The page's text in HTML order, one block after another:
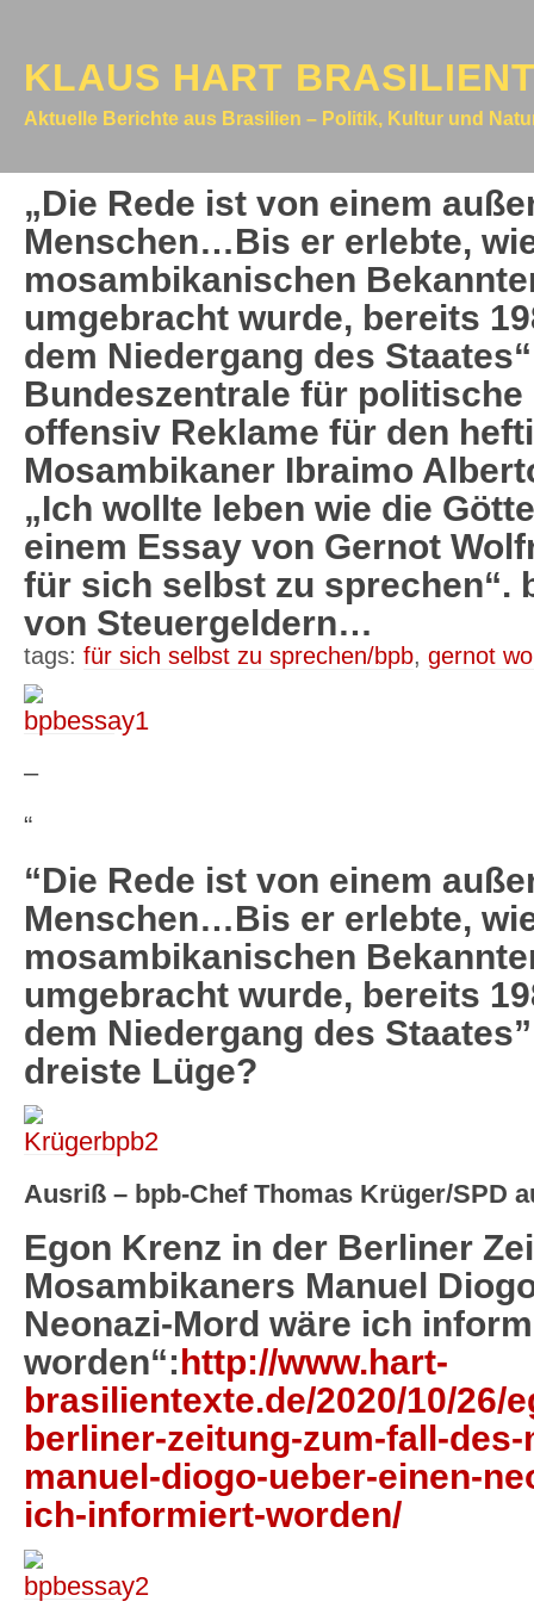
KLAUS HART
Aktuelle Berichte aus Brasilien – Politik, Kultur und
„Die Rede ist von einem
Menschen…Bis er erlebte,
mosambikanischen
umgebracht wurde, bereits
dem Niedergang des
Bundeszentrale für
offensiv Reklame für den
Mosambikaner Ibraimo
„Ich wollte leben wie die
einem Essay von Gernot
für sich selbst zu sprechen“.
von Steuergeldern…
tags: für sich selbst zu sprechen/bpb, gernot
–
“
“Die Rede ist von einem
Menschen…Bis er erlebte,
mosambikanischen
umgebracht wurde, bereits
dem Niedergang des
dreiste Lüge?
Ausriß – bpb-Chef Thomas Krüger/SPD
Egon Krenz in der Berliner
Mosambikaners Manuel
Neonazi-Mord wäre ich
worden“:http://www.hart-
brasilientexte.de/2020/10/26/
berliner-zeitung-zum-fall-
manuel-diogo-ueber-einen-
ich-informiert-worden/